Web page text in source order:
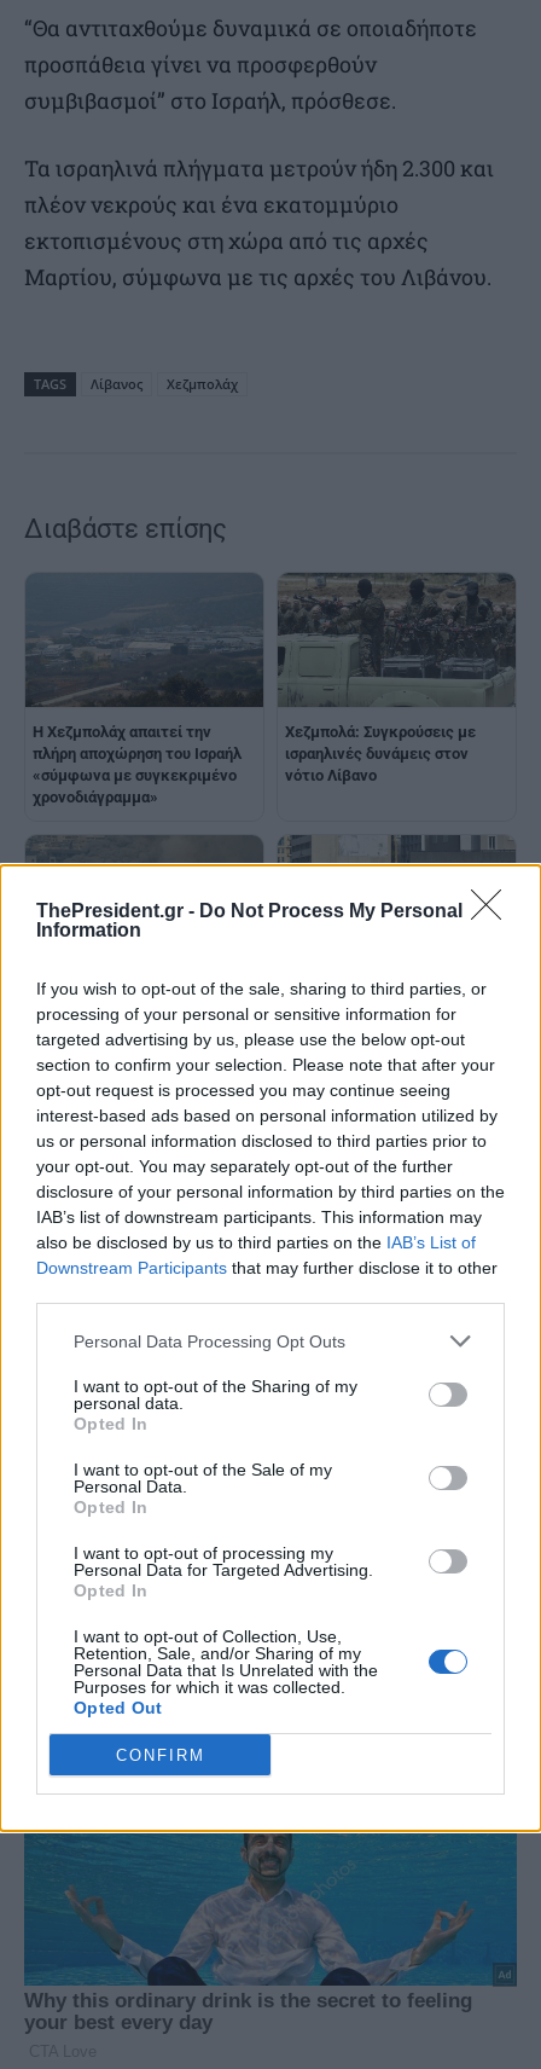
ThePresident.gr - Do Not Process My Personal
Information
If you wish to opt-out of the sale, sharing to third parties, or
processing of your personal or sensitive information for
targeted advertising by us, please use the below opt-out
section to confirm your selection. Please note that after your
opt-out request is processed you may continue seeing
interest-based ads based on personal information utilized by
us or personal information disclosed to third parties prior to
your opt-out. You may separately opt-out of the further
disclosure of your personal information by third parties on the
IAB’s list of downstream participants. This information may
also be disclosed by us to third parties on the IAB’s List of
Downstream Participants that may further disclose it to other
Personal Data Processing Opt Outs
I want to opt-out of the Sharing of my
personal data.
Opted In
I want to opt-out of the Sale of my
Personal Data.
Opted In
I want to opt-out of processing my
Personal Data for Targeted Advertising.
Opted In
I want to opt-out of Collection, Use,
Retention, Sale, and/or Sharing of my
Personal Data that Is Unrelated with the
Purposes for which it was collected.
Opted Out
CONFIRM
“Θα αντιταχθούμε δυναμικά σε οποιαδήποτε
προσπάθεια γίνει να προσφερθούν
συμβιβασμοί” στο Ισραήλ, πρόσθεσε.
Τα ισραηλινά πλήγματα μετρούν ήδη 2.300 και
πλέον νεκρούς και ένα εκατομμύριο
εκτοπισμένους στη χώρα από τις αρχές
Μαρτίου, σύμφωνα με τις αρχές του Λιβάνου.
TAGS Λίβανος Χεζμπολάχ
Διαβάστε επίσης
Η Χεζμπολάχ απαιτεί την
πλήρη αποχώρηση του Ισραήλ
«σύμφωνα με συγκεκριμένο
χρονοδιάγραμμα»
Χεζμπολά: Συγκρούσεις με
ισραηλινές δυνάμεις στον
νότιο Λίβανο
Το Ισραήλ δηλώνει ότι δεν έχει
καμιά εδαφική βλέψη στον
Λίβανο, ο οποίος
βομβαρδίζεται ξανά
Το Ισραήλ οχυρώνεται στο
νότιο Λίβανο. Προειδοποιεί
τους κατοίκους να μείνουν
μακριά
Ο ισραηλινός στρατός
ανακοίνωσε πως καθόρισε μια
"κίτρινη γραμμή" στον Λίβανο,
ότι κρατά «το δάχτυλο στη
σκανδάλη»
Νετανιάχου: Το Ισραήλ θα
Λίβανο, ανεξάρτητα από το
μετά τις τελευταίες
ισραηλινές επιθέσεις